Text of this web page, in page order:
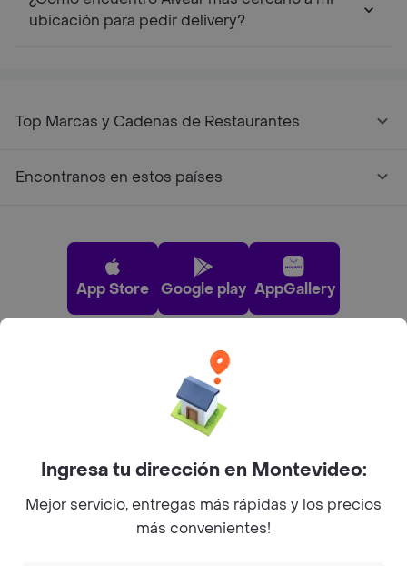
ubicación para pedir delivery?
Top Marcas y Cadenas de Restaurantes
Encontranos en estos países
App Store Google play AppGallery
Pide tu comida favorita cerca de ti
Ingresa tu dirección en Montevideo:
Mejor servicio, entregas más rápidas y los precios
más convenientes!